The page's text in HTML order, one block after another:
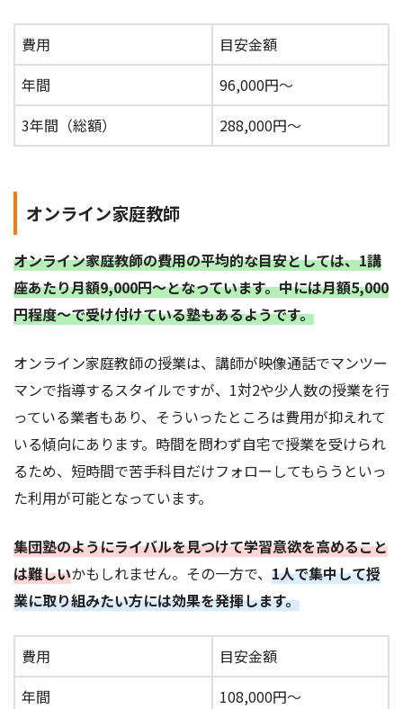
費用
目安金額
年間
96,000円～
3年間（総額）
288,000円～
オンライン家庭教師
オンライン家庭教師の費用の平均的な目安としては、1講
座あたり月額9,000円～となっています。中には月額5,000
円程度～で受け付けている塾もあるようです。
オンライン家庭教師の授業は、講師が映像通話でマンツー
マンで指導するスタイルですが、1対2や少人数の授業を行
っている業者もあり、そういったところは費用が抑えれて
いる傾向にあります。時間を問わず自宅で授業を受けられ
るため、短時間で苦手科目だけフォローしてもらうといっ
た利用が可能となっています。
集団塾のようにライバルを見つけて学習意欲を高めること
は難しいかもしれません。その一方で、 1人で集中して授
業に取り組みたい方には効果を発揮します。
費用
目安金額
年間
108,000円～